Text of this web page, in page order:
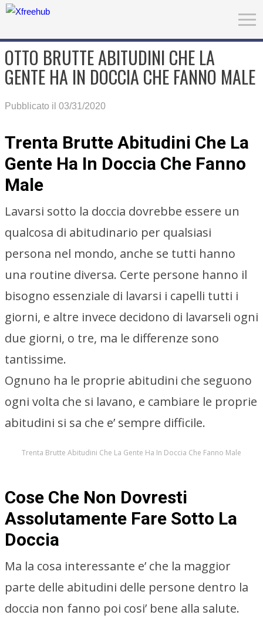
OTTO BRUTTE ABITUDINI CHE LA
GENTE HA IN DOCCIA CHE FANNO MALE
Pubblicato il 03/31/2020
Trenta Brutte Abitudini Che La
Gente Ha In Doccia Che Fanno
Male
Lavarsi sotto la doccia dovrebbe essere un
qualcosa di abitudinario per qualsiasi
persona nel mondo, anche se tutti hanno
una routine diversa. Certe persone hanno il
bisogno essenziale di lavarsi i capelli tutti i
giorni, e altre invece decidono di lavarseli ogni
due giorni, o tre, ma le differenze sono
tantissime.
Ognuno ha le proprie abitudini che seguono
ogni volta che si lavano, e cambiare le proprie
abitudini si sa che e’ sempre difficile.
Trenta Brutte Abitudini Che La Gente Ha In Doccia Che Fanno Male
Cose Che Non Dovresti
Assolutamente Fare Sotto La
Doccia
Ma la cosa interessante e’ che la maggior
parte delle abitudini delle persone dentro la
doccia non fanno poi cosi’ bene alla salute.